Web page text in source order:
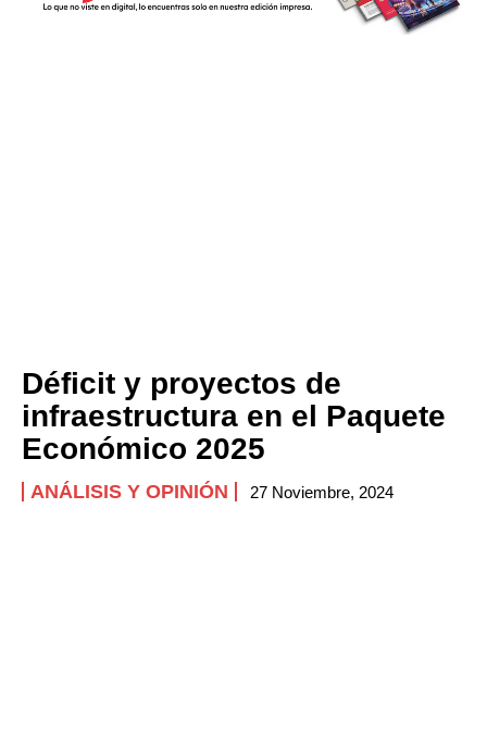
Déficit y proyectos de
infraestructura en el Paquete
Económico 2025
ANÁLISIS Y OPINIÓN 27 Noviembre, 2024